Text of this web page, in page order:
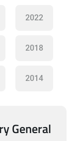
2022
2018
2014
General